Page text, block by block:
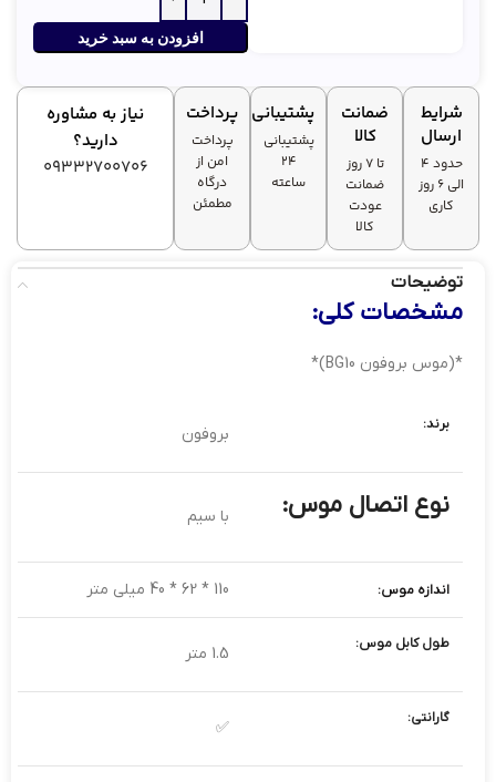
RGB:
✅
افزودن به سبد خرید
شرایط
ارسال
حدود 4
الی 6 روز
کاری
ضمانت
کالا
تا ۷ روز
ضمانت
عودت
کالا
پشتیبانی
پشتیبانی
۲۴
ساعته
پرداخت
پرداخت
امن از
درگاه
مطمئن
نیاز به مشاوره
دارید؟
09332700706
توضیحات
مشخصات کلی:
*(موس بروفون BG10)*
برند: بروفون
نوع اتصال موس: با سیم
اندازه موس: 110 * 62 * 40 میلی متر
طول کابل موس: 1.5 متر
گارانتی: ✅